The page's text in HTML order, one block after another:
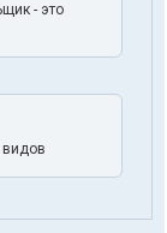
- это
видов